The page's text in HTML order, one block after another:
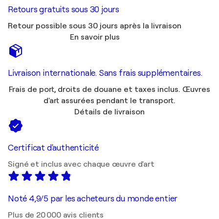
Retours gratuits sous 30 jours
Retour possible sous 30 jours après la livraison
En savoir plus
Livraison internationale. Sans frais supplémentaires.
Frais de port, droits de douane et taxes inclus. Œuvres
d'art assurées pendant le transport.
Détails de livraison
Certificat d'authenticité
Signé et inclus avec chaque œuvre d'art
Noté 4,9/5 par les acheteurs du monde entier
Plus de 20 000 avis clients